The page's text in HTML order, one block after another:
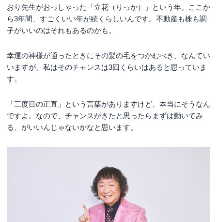
おり先生がおっしゃった「立花（りっか）」という年。ここか
ら3年間、すごくいい年が続くらしいんです。不動産も株も調
子がいいのはそれもあるのかも。
幸運の神様が通ったときにその髪の毛をつかむべき、なんてい
いますが、私はそのチャンスは3回くらいはあると思っていま
す。
「三度目の正直」という言葉がありますけど、本当にそうなん
ですよ。なので、チャンスがきたと思ったらまずは動いてみ
る、がいいんじゃないかなと思います。